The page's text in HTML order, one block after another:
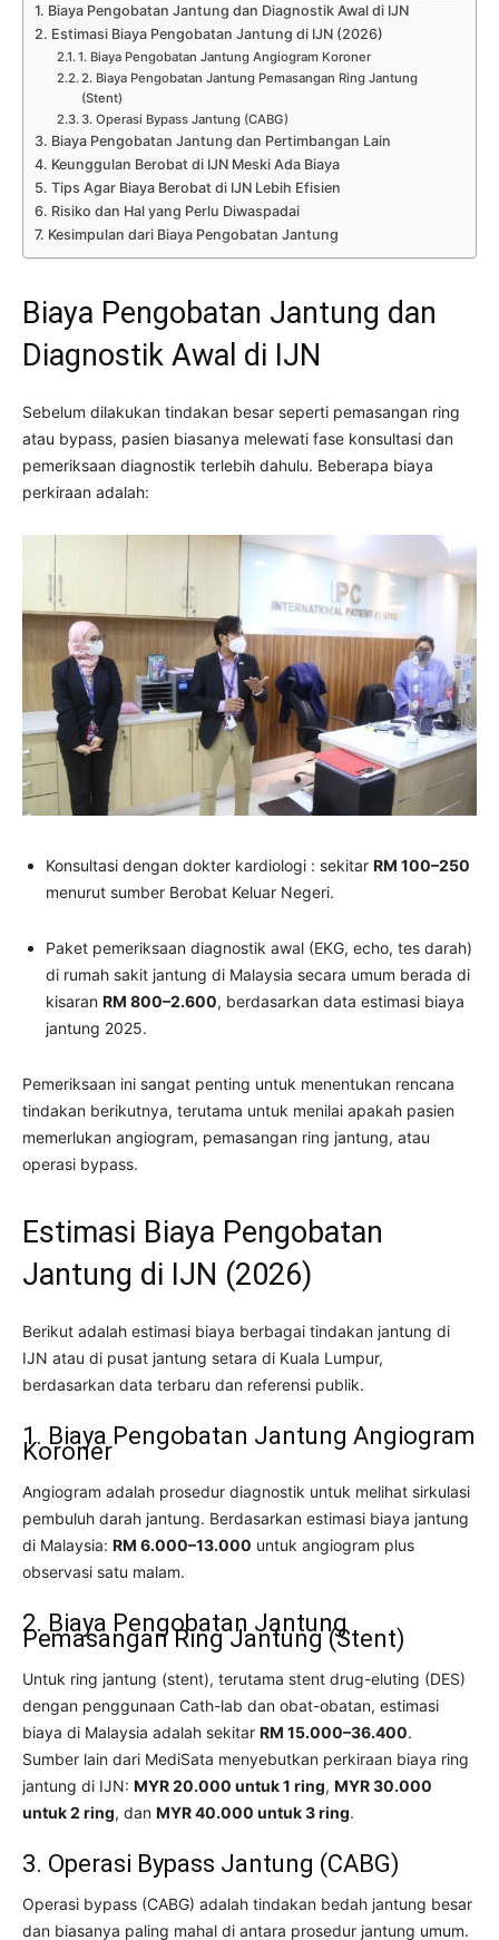
Biaya Pengobatan Jantung dan Diagnostik Awal di IJN
Estimasi Biaya Pengobatan Jantung di IJN (2026)
1. Biaya Pengobatan Jantung Angiogram Koroner
2. Biaya Pengobatan Jantung Pemasangan Ring Jantung
(Stent)
3. Operasi Bypass Jantung (CABG)
Biaya Pengobatan Jantung dan Pertimbangan Lain
Keunggulan Berobat di IJN Meski Ada Biaya
Tips Agar Biaya Berobat di IJN Lebih Efisien
Risiko dan Hal yang Perlu Diwaspadai
Kesimpulan dari Biaya Pengobatan Jantung
Biaya Pengobatan Jantung dan
Diagnostik Awal di IJN
Sebelum dilakukan tindakan besar seperti pemasangan ring
atau bypass, pasien biasanya melewati fase konsultasi dan
pemeriksaan diagnostik terlebih dahulu. Beberapa biaya
perkiraan adalah:
Konsultasi dengan dokter kardiologi : sekitar RM 100–250
menurut sumber Berobat Keluar Negeri.
Paket pemeriksaan diagnostik awal (EKG, echo, tes darah)
di rumah sakit jantung di Malaysia secara umum berada di
kisaran RM 800–2.600, berdasarkan data estimasi biaya
jantung 2025.
Pemeriksaan ini sangat penting untuk menentukan rencana
tindakan berikutnya, terutama untuk menilai apakah pasien
memerlukan angiogram, pemasangan ring jantung, atau
operasi bypass.
Estimasi Biaya Pengobatan
Jantung di IJN (2026)
Berikut adalah estimasi biaya berbagai tindakan jantung di
IJN atau di pusat jantung setara di Kuala Lumpur,
berdasarkan data terbaru dan referensi publik.
1. Biaya Pengobatan Jantung Angiogram
Koroner
Angiogram adalah prosedur diagnostik untuk melihat sirkulasi
pembuluh darah jantung. Berdasarkan estimasi biaya jantung
di Malaysia: RM 6.000–13.000 untuk angiogram plus
observasi satu malam.
2. Biaya Pengobatan Jantung
Pemasangan Ring Jantung (Stent)
Untuk ring jantung (stent), terutama stent drug-eluting (DES)
dengan penggunaan Cath-lab dan obat-obatan, estimasi
biaya di Malaysia adalah sekitar RM 15.000–36.400.
Sumber lain dari MediSata menyebutkan perkiraan biaya ring
jantung di IJN: MYR 20.000 untuk 1 ring, MYR 30.000
untuk 2 ring, dan MYR 40.000 untuk 3 ring.
3. Operasi Bypass Jantung (CABG)
Operasi bypass (CABG) adalah tindakan bedah jantung besar
dan biasanya paling mahal di antara prosedur jantung umum.